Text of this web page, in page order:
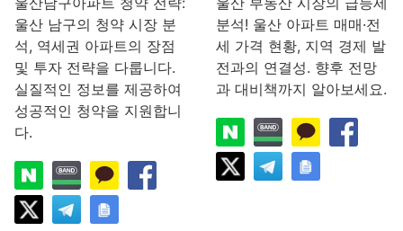
울산 남구의 청약 시장 분
석, 역세권 아파트의 장점
및 투자 전략을 다룹니다.
실질적인 정보를 제공하여
성공적인 청약을 지원합니
다.
분석! 울산 아파트 매매·전
세 가격 현황, 지역 경제 발
전과의 연결성. 향후 전망
과 대비책까지 알아보세요.